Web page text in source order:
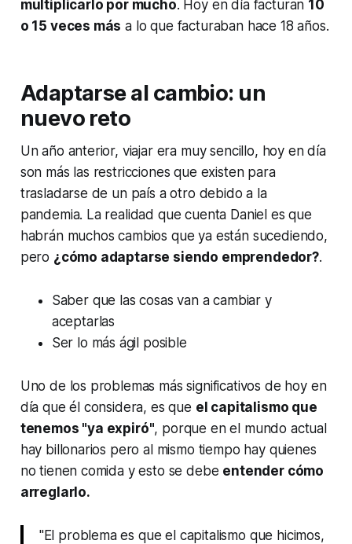
multiplicarlo por mucho. Hoy en día facturan 10
o 15 veces más a lo que facturaban hace 18 años.
Adaptarse al cambio: un
nuevo reto
Un año anterior, viajar era muy sencillo, hoy en día
son más las restricciones que existen para
trasladarse de un país a otro debido a la
pandemia. La realidad que cuenta Daniel es que
habrán muchos cambios que ya están sucediendo,
pero ¿cómo adaptarse siendo emprendedor?.
Saber que las cosas van a cambiar y
aceptarlas
Ser lo más ágil posible
Uno de los problemas más significativos de hoy en
día que él considera, es que el capitalismo que
tenemos "ya expiró", porque en el mundo actual
hay billonarios pero al mismo tiempo hay quienes
no tienen comida y esto se debe entender cómo
arreglarlo.
"El problema es que el capitalismo que hicimos,